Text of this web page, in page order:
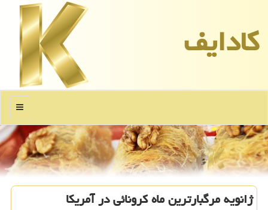
كادایف
منو
ژانویه مرگبارترین ماه كرونائی در آمریكا